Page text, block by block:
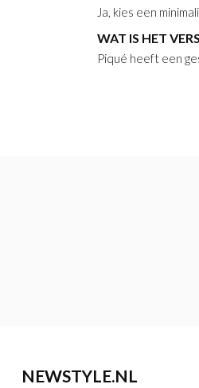
Ja, kies een
WAT IS HET
Piqué heeft een
NEWSTYLE.NL